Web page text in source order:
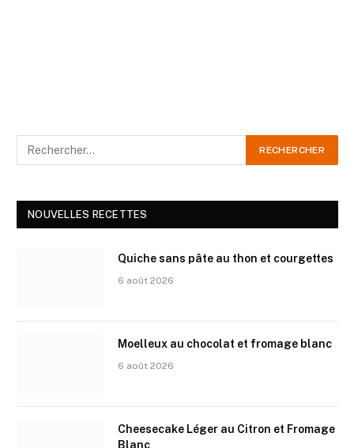
NOUVELLES RECETTES
Quiche sans pâte au thon et courgettes
6 août 2026
Moelleux au chocolat et fromage blanc
6 août 2026
Cheesecake Léger au Citron et Fromage
Blanc